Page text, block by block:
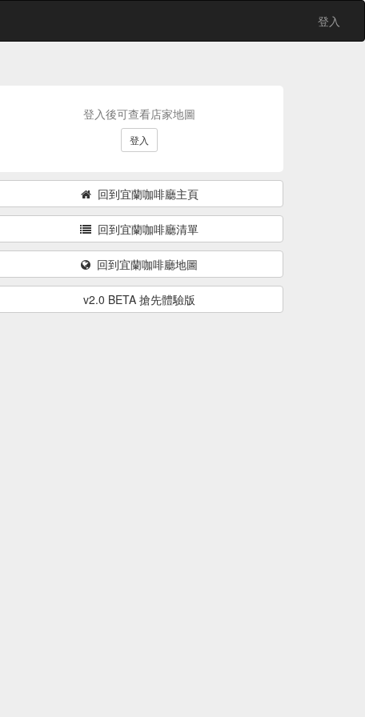
登入
登入後可查看店家地圖
登入
回到宜蘭咖啡廳主頁
回到宜蘭咖啡廳清單
回到宜蘭咖啡廳地圖
v2.0 BETA 搶先體驗版